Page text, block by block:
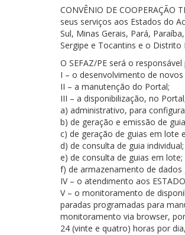
CONVÊNIO DE COOPERAÇÃO
seus serviços aos Estados do
Sul, Minas Gerais, Pará,
Sergipe e Tocantins e o Distrito
O SEFAZ/PE será o responsável
I – o desenvolvimento de
II – a manutenção do Portal;
III – a disponibilização, no
a) administrativo, para
b) de geração e emissão de
c) de geração de guias em lote
d) de consulta de guia individual;
e) de consulta de guias em lote;
f) de armazenamento de dados
IV – o atendimento aos
V – o monitoramento de
paradas programadas para
monitoramento via browser,
24 (vinte e quatro) horas por